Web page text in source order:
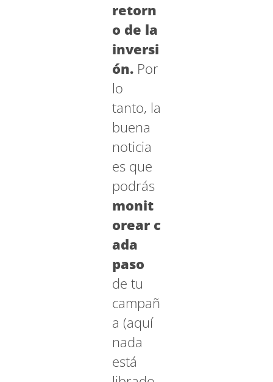
retorn
o de la
inversi
ón. Por
lo
tanto, la
buena
noticia
es que
podrás
monit
orear c
ada
paso
de tu
campañ
a (aquí
nada
está